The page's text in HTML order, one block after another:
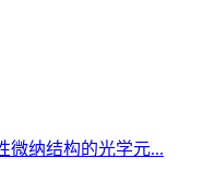
微纳结构的光学元...